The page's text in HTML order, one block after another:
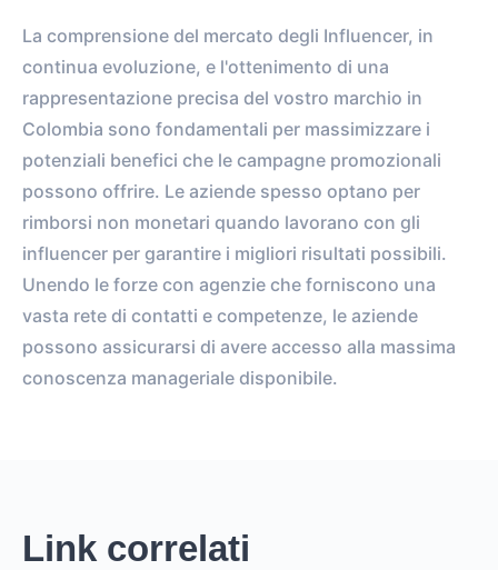
La comprensione del mercato degli Influencer, in
continua evoluzione, e l'ottenimento di una
rappresentazione precisa del vostro marchio in
Colombia sono fondamentali per massimizzare i
potenziali benefici che le campagne promozionali
possono offrire. Le aziende spesso optano per
rimborsi non monetari quando lavorano con gli
influencer per garantire i migliori risultati possibili.
Unendo le forze con agenzie che forniscono una
vasta rete di contatti e competenze, le aziende
possono assicurarsi di avere accesso alla massima
conoscenza manageriale disponibile.
Link correlati